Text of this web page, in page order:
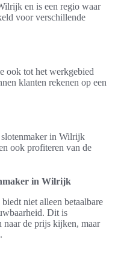
en is een regio waar
voor verschillende
ook tot het werkgebied
klanten rekenen op een
in Wilrijk
ook profiteren van de
in Wilrijk
niet alleen betaalbare
Dit is
de prijs kijken, maar